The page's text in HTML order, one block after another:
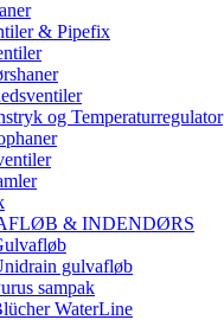
& Pipefix
og Temperaturregulator
& INDENDØRS
gulvafløb
sampak
WaterLine